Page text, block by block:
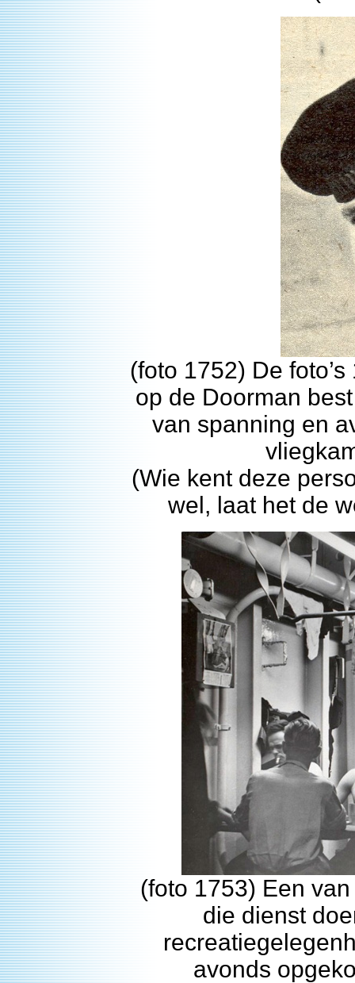
(foto 1752) De
op de Doorman
van spanning en
(Wie kent deze
wel, laat het de
(foto 1753) Een
die dienst
avonds